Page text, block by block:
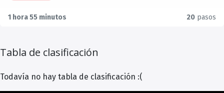
Tabla de clasificación
Todavía no hay tabla de clasificación :(
1 hora 55 minutos 20 pasos